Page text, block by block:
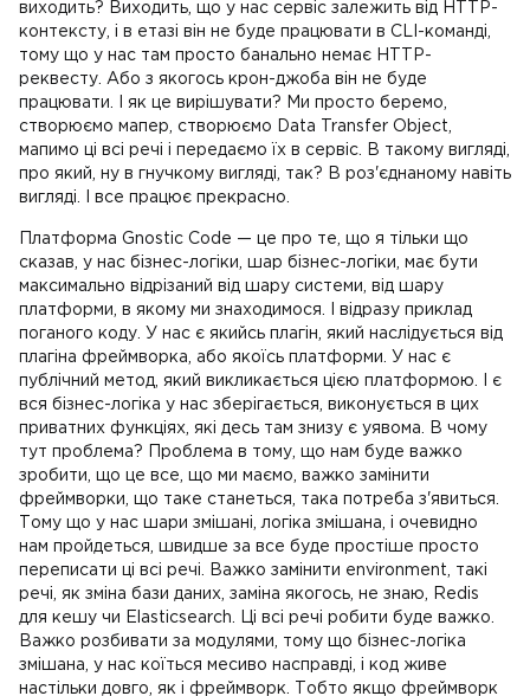
виходить? Виходить, що у нас сервіс залежить від HTTP-
контексту, і в етазі він не буде працювати в CLI-команді,
тому що у нас там просто банально немає HTTP-
реквесту. Або з якогось крон-джоба він не буде
працювати. І як це вирішувати? Ми просто беремо,
створюємо мапер, створюємо Data Transfer Object,
мапимо ці всі речі і передаємо їх в сервіс. В такому вигляді,
про який, ну в гнучкому вигляді, так? В роз'єднаному навіть
вигляді. І все працює прекрасно.
Платформа Gnostic Code — це про те, що я тільки що
сказав, у нас бізнес-логіки, шар бізнес-логіки, має бути
максимально відрізаний від шару системи, від шару
платформи, в якому ми знаходимося. І відразу приклад
поганого коду. У нас є якийсь плагін, який наслідується від
плагіна фреймворка, або якоїсь платформи. У нас є
публічний метод, який викликається цією платформою. І є
вся бізнес-логіка у нас зберігається, виконується в цих
приватних функціях, які десь там знизу є уявома. В чому
тут проблема? Проблема в тому, що нам буде важко
зробити, що це все, що ми маємо, важко замінити
фреймворки, що таке станеться, така потреба з'явиться.
Тому що у нас шари змішані, логіка змішана, і очевидно
нам пройдеться, швидше за все буде простіше просто
переписати ці всі речі. Важко замінити environment, такі
речі, як зміна бази даних, заміна якогось, не знаю, Redis
для кешу чи Elasticsearch. Ці всі речі робити буде важко.
Важко розбивати за модулями, тому що бізнес-логіка
змішана, у нас коїться месиво насправді, і код живе
настільки довго, як і фреймворк. Тобто якщо фреймворк